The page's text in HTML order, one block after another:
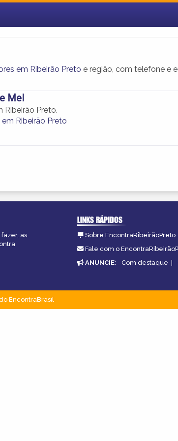
em Ribeirão Preto e região, com telefone e
Mel
Ribeirão Preto.
Ribeirão Preto
as
LINKS RÁPIDOS
Sobre EncontraRibeirãoPreto
Fale com o
ANUNCIE: Com destaque |
EncontraBrasil